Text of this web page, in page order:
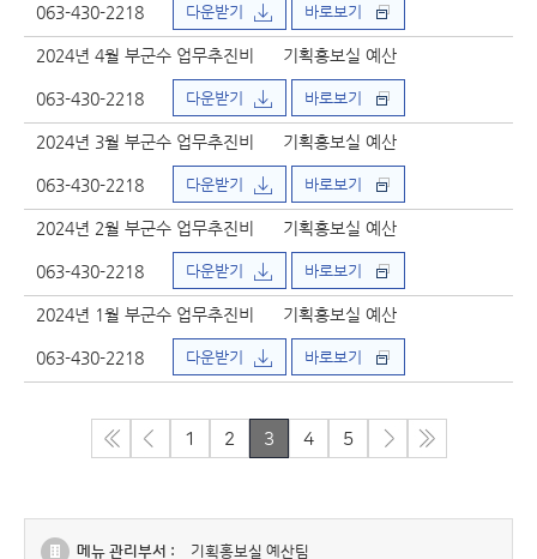
063-430-2218 다운받기 바로보기
2024년 4월 부군수 업무추진비 기획홍보실 예산
063-430-2218 다운받기 바로보기
2024년 3월 부군수 업무추진비 기획홍보실 예산
063-430-2218 다운받기 바로보기
2024년 2월 부군수 업무추진비 기획홍보실 예산
063-430-2218 다운받기 바로보기
2024년 1월 부군수 업무추진비 기획홍보실 예산
063-430-2218 다운받기 바로보기
1 2 3 4 5
메뉴 관리부서 :
기획홍보실 예산팀